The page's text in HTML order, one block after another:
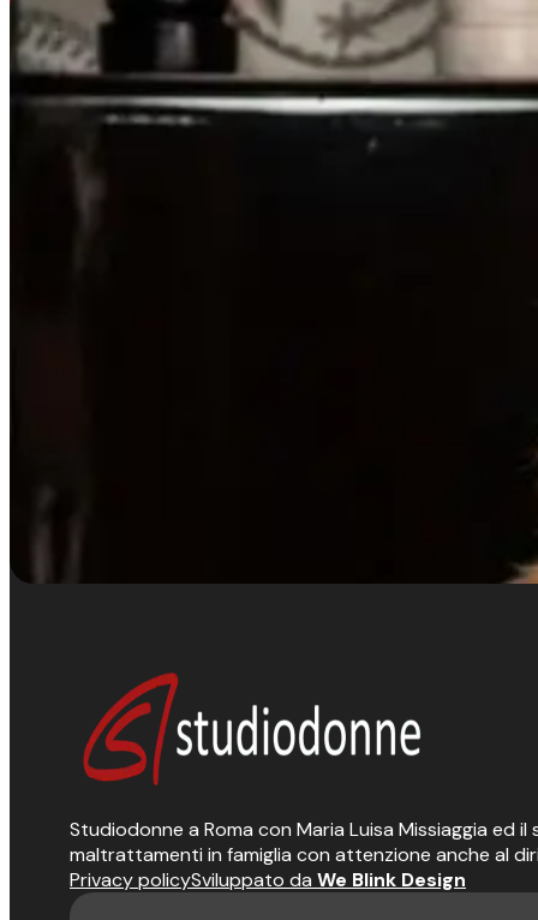
Studiodonne a Roma con Maria Luisa Missiaggia ed
maltrattamenti in famiglia con attenzione anche al
Privacy policySviluppato da We Blink Design